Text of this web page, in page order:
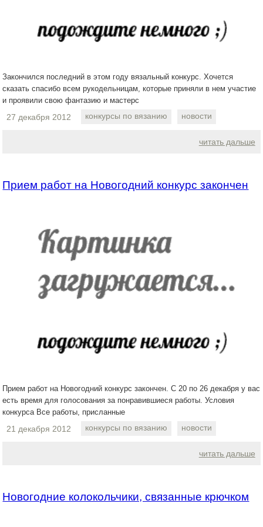
Закончился последний в этом году вязальный конкурс. Хочется
сказать спасибо всем рукодельницам, которые приняли в нем участие
и проявили свою фантазию и мастерс
27 декабря 2012 конкурсы по вязанию новости
читать дальше
Прием работ на Новогодний конкурс закончен
Прием работ на Новогодний конкурс закончен. С 20 по 26 декабря у вас
есть время для голосования за понравившиеся работы. Условия
конкурса Все работы, присланные
21 декабря 2012 конкурсы по вязанию новости
читать дальше
Новогодние колокольчики, связанные крючком